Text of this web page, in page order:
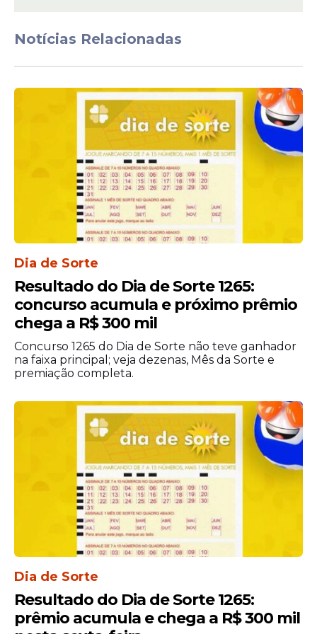
Premiação completa do
Dia de Sorte 1239
Mesmo sem vencedor na faixa principal,
diversas apostas foram contempladas nas
demais categorias.
A distribuição dos prêmios ficou da
seguinte forma:
7 acertos: não houve ganhadores.
6 acertos: 35 apostas ganhadoras
prêmio de R$ 2.000,82para cada uma.
5 acertos: 965 apostas ganhadoras
com prêmio individual de
4 acertos: 11.769 apostas ganhadoras,
com prêmio deR$ 5,00para cada
aposta.
Mês da Sorte – Abril: 43.217 apostas
ganhadoras, com prêmio deR$ 2,50.
Os resultados mostram que milhares de
participantes conseguiram algum retorno
por meio das faixas secundárias da
modalidade.
Mês da Sorte foi Abril
Além dos sete números, o sorteio definiu
Abrilcomo oMês da Sorte.
Notícias Relacionadas
Dia de Sorte
Resultado do Dia de Sorte 1265:
concurso acumula e próximo prêmio
chega a R$ 300 mil
Concurso 1265 do Dia de Sorte não teve ganhador
na faixa principal; veja dezenas, Mês da Sorte e
premiação completa.
Dia de Sorte
Resultado do Dia de Sorte 1265:
prêmio acumula e chega a R$ 300 mil